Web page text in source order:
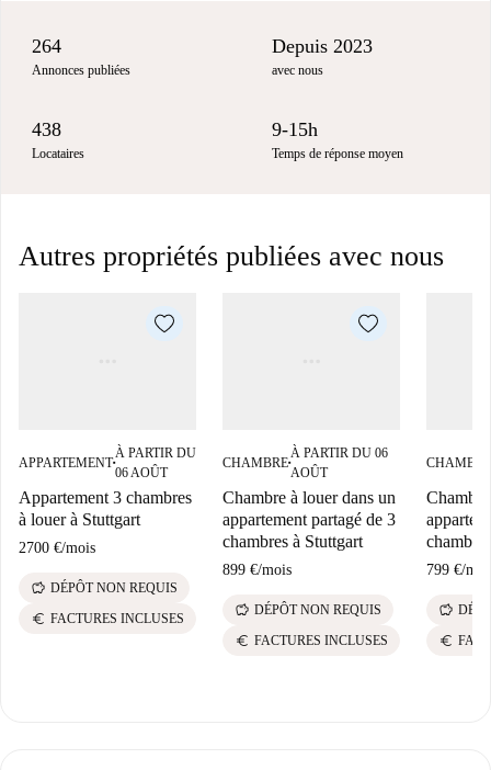
264
Annonces publiées
Depuis 2023
avec nous
438
Locataires
9-15h
Temps de réponse moyen
Autres propriétés publiées avec nous
APPARTEMENT■
À PARTIR DU
06 AOÛT
Appartement 3 chambres
à louer à Stuttgart
2700 €/mois
savings DÉPÔT NON REQUIS
euro FACTURES INCLUSES
CHAMBRE■
À PARTIR DU 06
AOÛT
Chambre à louer dans un
appartement partagé de 3
chambres à Stuttgart
899 €/mois
savings DÉPÔT NON REQUIS
euro FACTURES INCLUSES
CHAMBRE
799 €/
savings
euro